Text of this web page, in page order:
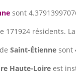
sont
171924 résidents.
Saint-Étienne sont
Haute-Loire est